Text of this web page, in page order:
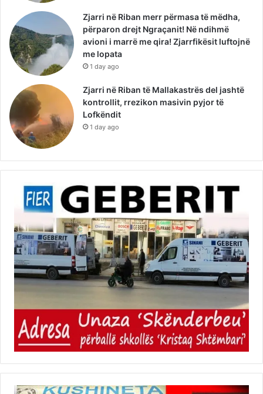
Zjarri në Riban merr përmasa të mëdha,
përparon drejt Ngraçanit! Në ndihmë
avioni i marrë me qira! Zjarrfikësit luftojnë
me lopata
1 day ago
Zjarri në Riban të Mallakastrës del jashtë
kontrollit, rrezikon masivin pyjor të
Lofkëndit
1 day ago